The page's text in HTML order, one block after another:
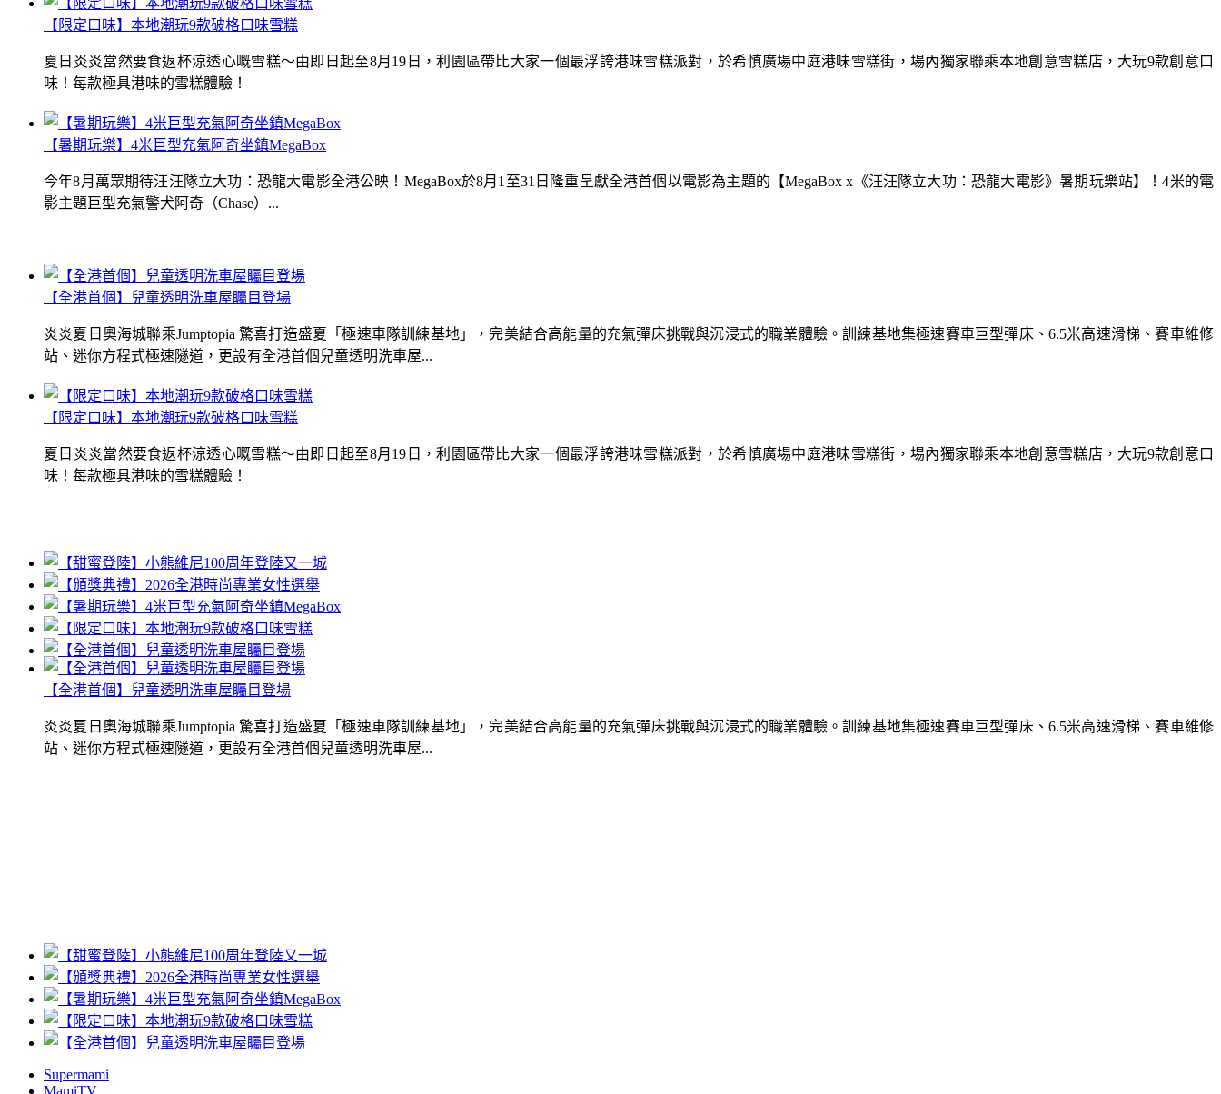
【限定口味】本地潮玩9款破格口味雪糕
夏日炎炎當然要食返杯涼透心嘅雪糕～由即日起至8月19日，利園區帶比大家一個最浮誇港味雪糕派對，於希慎廣場中庭港味雪糕街，場內獨家聯乘本地創意雪糕店，大玩9款創意口
味！每款極具港味的雪糕體驗！
【全港首個】兒童透明洗車屋矚目登場
炎炎夏日奧海城聯乘Jumptopia 驚喜打造盛夏「極速車隊訓練基地」，完美結合高能量的充氣彈床挑戰與沉浸式的職業體驗。訓練基地集極速賽車巨型彈床、6.5米高速滑梯、賽車維修
站、迷你方程式極速隧道，更設有全港首個兒童透明洗車屋...
【暑期玩樂】4米巨型充氣阿奇坐鎮MegaBox
今年8月萬眾期待汪汪隊立大功：恐龍大電影全港公映！MegaBox於8月1至31日隆重呈獻全港首個以電影為主題的【MegaBox x《汪汪隊立大功：恐龍大電影》暑期玩樂站】！4米的電
影主題巨型充氣警犬阿奇（Chase）...
【限定口味】本地潮玩9款破格口味雪糕
夏日炎炎當然要食返杯涼透心嘅雪糕～由即日起至8月19日，利園區帶比大家一個最浮誇港味雪糕派對，於希慎廣場中庭港味雪糕街，場內獨家聯乘本地創意雪糕店，大玩9款創意口
味！每款極具港味的雪糕體驗！
【全港首個】兒童透明洗車屋矚目登場
炎炎夏日奧海城聯乘Jumptopia 驚喜打造盛夏「極速車隊訓練基地」，完美結合高能量的充氣彈床挑戰與沉浸式的職業體驗。訓練基地集極速賽車巨型彈床、6.5米高速滑梯、賽車維修
站、迷你方程式極速隧道，更設有全港首個兒童透明洗車屋...
Supermami
MamiTV